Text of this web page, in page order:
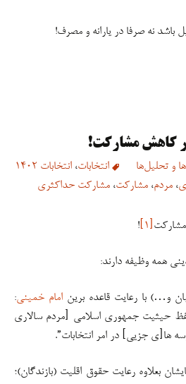
باشد نه صرفا در یارانه و مصرف!
کاهش مشارکت!
و تحلیل‌ها انتخابات، انتخابات 1402
، مردم، مشارکت، مشارکت حداکثری
مشارکت[۱] !
همه وظیفه دارند:
و…) با رعایت قاعده برینامام خمینی:
حیثیت جمهوری اسلامی [مردم سالاری
ها[ی جزیی] در امر انتخابات”.
بعلاوه رعایت حقوق اقلیت (بازندگان)؛